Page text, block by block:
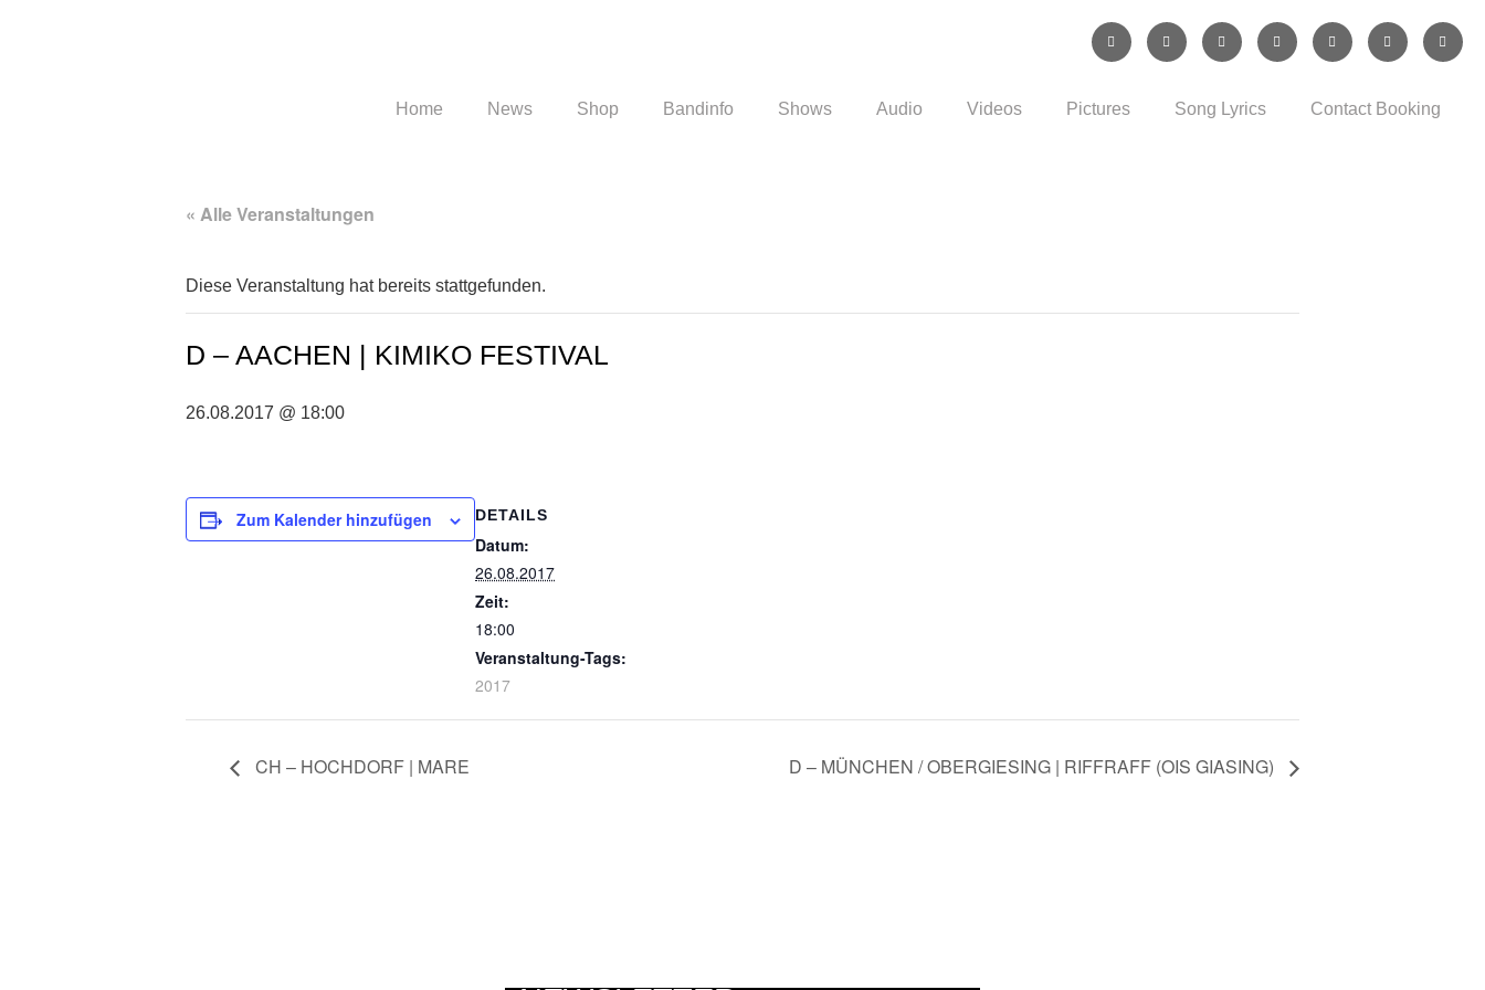
Home News Shop Bandinfo Shows Audio Videos Pictures Song Lyrics Contact Booking
« Alle Veranstaltungen
Diese Veranstaltung hat bereits stattgefunden.
D – AACHEN | KIMIKO FESTIVAL
26.08.2017 @ 18:00
Zum Kalender hinzufügen DETAILS
Datum:
26.08.2017
Zeit:
18:00
Veranstaltung-Tags:
2017
CH – HOCHDORF | MARE D – MÜNCHEN / OBERGIESING | RIFFRAFF (OIS GIASING)